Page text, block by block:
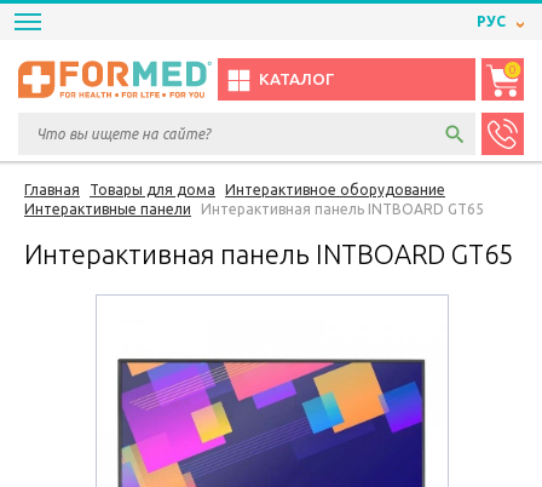
РУС
КАТАЛОГ
0
Главная Товары для дома
Интерактивное оборудование
Интерактивные панели
Интерактивная панель INTBOARD GT65
Интерактивная панель INTBOARD GT65